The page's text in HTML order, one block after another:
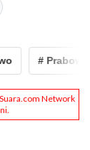
# Prabowo